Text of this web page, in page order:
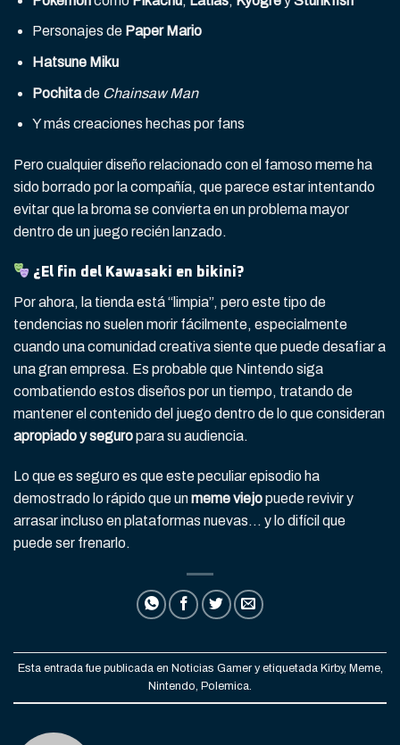
Personajes de Paper Mario
Hatsune Miku
Pochitade Chainsaw Man
Y más creaciones hechas por fans
Pero cualquier diseño relacionado con el famoso meme ha
sido borrado por la compañía, que parece estar intentando
evitar que la broma se convierta en un problema mayor
dentro de un juego recién lanzado.
¿El fin del Kawasaki en bikini?
Por ahora, la tienda está “limpia”, pero este tipo de
tendencias no suelen morir fácilmente, especialmente
cuando una comunidad creativa siente que puede desafiar a
una gran empresa. Es probable que Nintendo siga
combatiendo estos diseños por un tiempo, tratando de
mantener el contenido del juego dentro de lo que consideran
apropiado y seguropara su audiencia.
Lo que es seguro es que este peculiar episodio ha
demostrado lo rápido que unmeme viejopuede revivir y
arrasar incluso en plataformas nuevas… y lo difícil que
puede ser frenarlo.
Esta entrada fue publicada en Noticias Gamery etiquetada Kirby, Meme,
Nintendo, Polemica.